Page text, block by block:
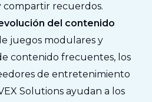
compartir recuerdos.
del contenido
juegos modulares y
contenido frecuentes, los
de entretenimiento
Solutions ayudan a los